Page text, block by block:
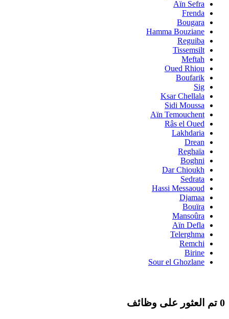
Aïn Sefra
Frenda
Bougara
Hamma Bouziane
Reguiba
Tissemsilt
Meftah
Oued Rhiou
Boufarik
Sig
Ksar Chellala
Sidi Moussa
Aïn Temouchent
Râs el Oued
Lakhdaria
Drean
Reghaïa
Boghni
Dar Chioukh
Sedrata
Hassi Messaoud
Djamaa
Bouïra
Mansoûra
Aïn Defla
Telerghma
Remchi
Birine
Sour el Ghozlane
0 تم العثور على وظائف